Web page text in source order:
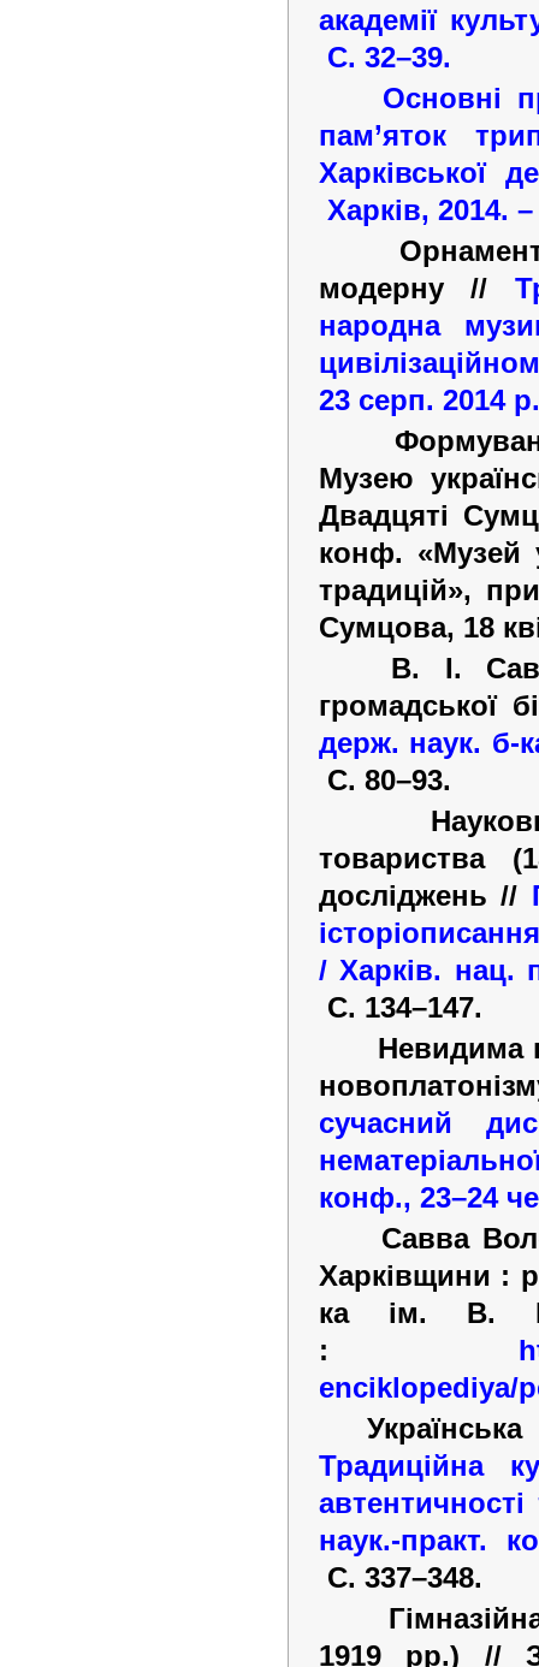
академії
С. 32–39.
Основні
пам’яток
Харківської
Харків, 2014.
модерну //
народна
23 серп. 2014
Музею
Двадцяті
конф. «Музей
традицій»,
Сумцова, 18
В.
І.
громадської
держ. наук. б-
C. 80–93.
товариства
досліджень //
/ Харків. нац.
С. 134–147.
Невидима
сучасний
конф., 23–24
Савва
Харківщини :
ка ім. В.
:
enciklopediya/
Традиційна
наук.-практ.
С. 337–348.
1919
рр.) //